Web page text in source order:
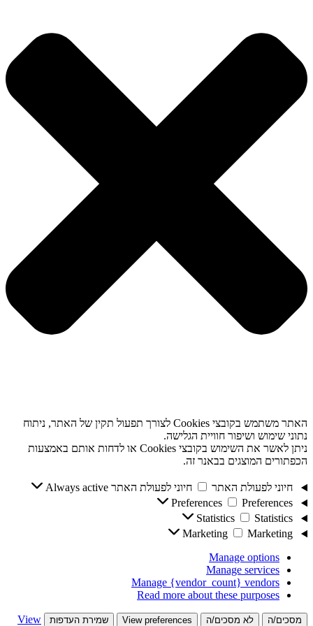
האתר משתמש בקובצי Cookies לצורך תפעול תקין של האתר, ניתוח
נתוני שימוש ושיפור חוויית הגלישה.
ניתן לאשר את השימוש בקובצי Cookies או לדחות אותם באמצעות
הכפתורים המוצגים בבאנר זה.
חיוני לפעולת האתר חיוני לפעולת האתר Always active
Preferences
Preferences
Statistics
Statistics
Marketing
Marketing
Manage options
Manage services
Manage {vendor_count} vendors
Read more about these purposes
מסכים/ה לא מסכים/ה View preferences שמירת העדפות View